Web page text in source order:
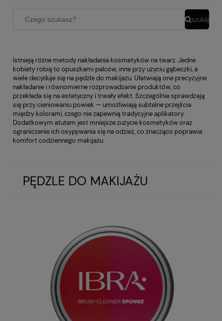
szukaj
Istnieją różne metody nakładania kosmetyków na twarz. Jedne
kobiety robią to opuszkami palców, inne przy użyciu gąbeczki, a
wiele decyduje się na pędzle do makijażu. Ułatwiają one precyzyjne
nakładanie i równomierne rozprowadzanie produktów, co
przekłada się na estetyczny i trwały efekt. Szczególnie sprawdzają
się przy cieniowaniu powiek — umożliwiają subtelne przejścia
między kolorami, czego nie zapewnią tradycyjne aplikatory.
Dodatkowym atutem jest mniejsze zużycie kosmetyków oraz
ograniczenie ich osypywania się na odzież, co znacząco poprawia
komfort codziennego makijażu.
PĘDZLE DO MAKIJAŻU